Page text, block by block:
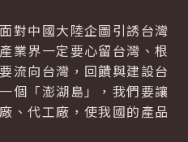
中國大陸企圖引誘台灣
業界一定要心留台灣、根
流向台灣，回饋與建設台
個「澎湖島」，我們要讓
、代工廠，使我國的產品